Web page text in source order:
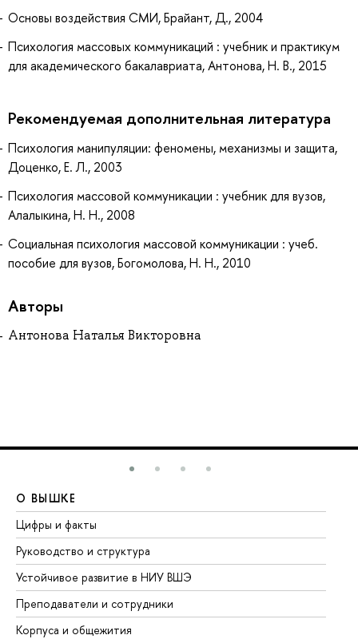
Основы воздействия СМИ, Брайант, Д., 2004
Психология массовых коммуникаций : учебник и практикум
для академического бакалавриата, Антонова, Н. В., 2015
Рекомендуемая дополнительная литература
Психология манипуляции: феномены, механизмы и защита,
Доценко, Е. Л., 2003
Психология массовой коммуникации : учебник для вузов,
Алалыкина, Н. Н., 2008
Социальная психология массовой коммуникации : учеб.
пособие для вузов, Богомолова, Н. Н., 2010
Авторы
Антонова Наталья Викторовна
О ВЫШКЕ
Цифры и факты
Руководство и структура
Устойчивое развитие в НИУ ВШЭ
Преподаватели и сотрудники
Корпуса и общежития